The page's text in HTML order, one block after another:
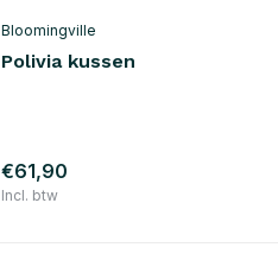
Bloomingville
Polivia kussen
€61,90
Incl. btw